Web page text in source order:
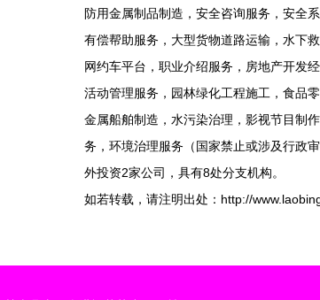
防用金属制品制造，安全咨询服务，安全
有偿帮助服务，大型货物道路运输，水下
网约车平台，职业介绍服务，房地产开发
活动管理服务，园林绿化工程施工，食品
金属船舶制造，水污染治理，影视节目制
务，环境治理服务（国家禁止或涉及行政
外投资2家公司，具有8处分支机构。
如若转载，请注明出处：http://